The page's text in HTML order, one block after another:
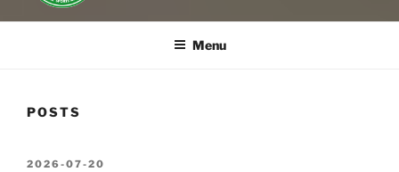
Menu
POSTS
POSTED
2026-07-20